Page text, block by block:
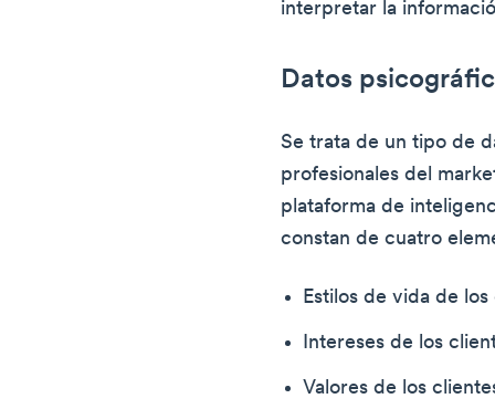
interpretar la
Datos
Se trata de un tipo de
profesionales del
plataforma de
constan de cuatro
Estilos de vida de los
Intereses de los
Valores de los